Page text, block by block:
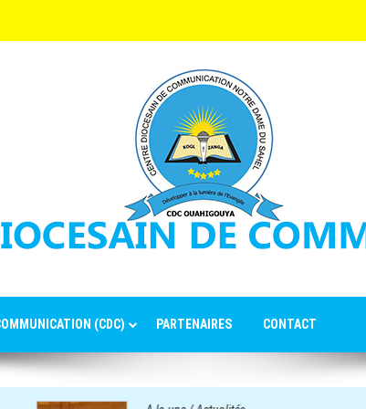
(CDC) PARTENAIRES CONTACT